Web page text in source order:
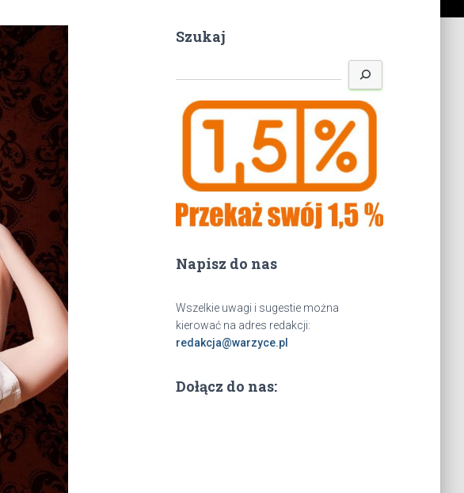
Szukaj
z
Napisz do nas
Wszelkie uwagi i sugestie można
kierować na adres redakcji:
redakcja@warzyce.pl
Dołącz do nas: